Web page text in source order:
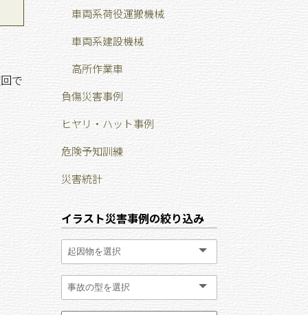
で
車両系荷役運搬機械
車両系建設機械
高所作業車
負傷災害事例
ヒヤリ・ハット事例
危険予知訓練
災害統計
イラスト災害事例の絞り込み